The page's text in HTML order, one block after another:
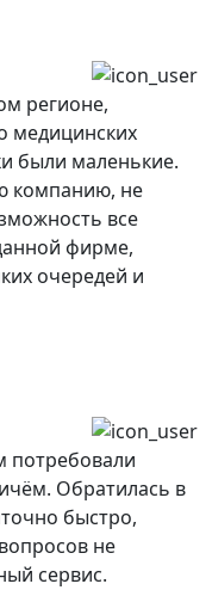
регионе,
медицинских
были маленькие.
компанию, не
все
фирме,
очередей и
потребовали
Обратилась в
быстро,
не
сервис.